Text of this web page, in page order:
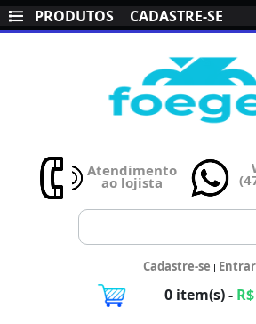
PRODUTOS CADASTRE-SE
Atendimento
ao lojista
Cadastre-se | Entrar
0 item(s) -